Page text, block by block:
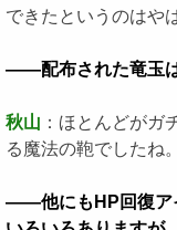
できたというのはや
――配布された竜玉
秋山 ：ほとんどがガ
る魔法の鞄でしたね。
――他にもHP回復ア